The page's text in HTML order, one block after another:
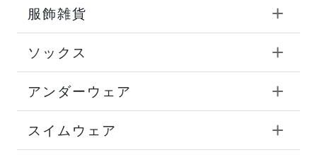
服飾雑貨
ソックス
アンダーウェア
スイムウェア